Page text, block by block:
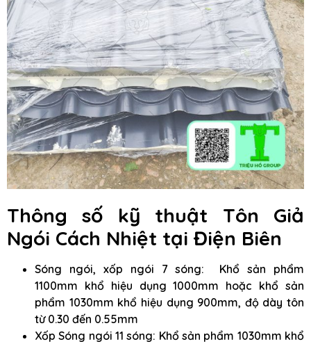
Thông số kỹ thuật Tôn Giả
Ngói Cách Nhiệt tại Điện Biên
Sóng ngói, xốp ngói 7 sóng: Khổ sản phẩm
1100mm khổ hiệu dụng 1000mm hoặc khổ sản
phẩm 1030mm khổ hiệu dụng 900mm, độ dày tôn
từ 0.30 đến 0.55mm
Xốp Sóng ngói 11 sóng: Khổ sản phẩm 1030mm khổ